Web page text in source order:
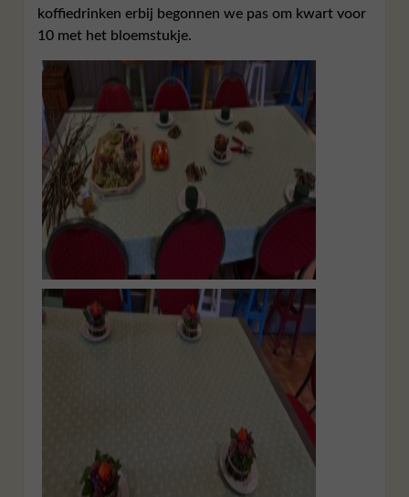
koffiedrinken erbij begonnen we pas om kwart voor
10 met het bloemstukje.